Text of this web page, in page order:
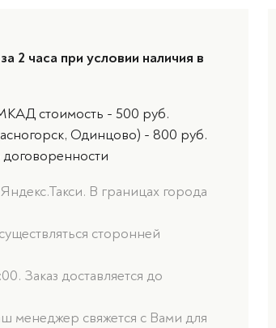
2 часа при условии наличия в
стоимость - 500 руб.
Одинцово) - 800 руб.
В границах города
сторонней
Заказ доставляется до
менеджер свяжется с Вами для